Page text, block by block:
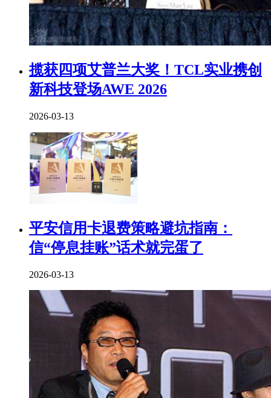
揽获四项艾普兰大奖！TCL实业携创
新科技登场AWE 2026
2026-03-13
平安信用卡退费策略避坑指南：
信“停息挂账”话术就完蛋了
2026-03-13